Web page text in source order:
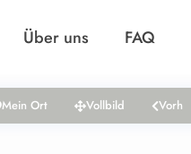
Über uns FAQ
Mein Ort Vollbild Vorh